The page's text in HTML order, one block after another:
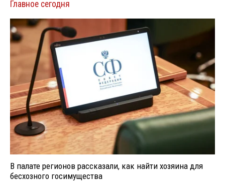
Главное сегодня
В палате регионов рассказали, как найти хозяина для
бесхозного госимущества